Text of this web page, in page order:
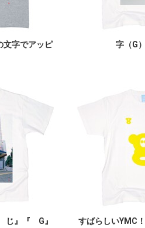
文字でアッピ
字（G
じ』『 G』
すばらしいYMC